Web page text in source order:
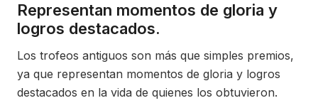
Representan momentos de gloria y
logros destacados.
Los trofeos antiguos son más que simples premios,
ya que representan momentos de gloria y logros
destacados en la vida de quienes los obtuvieron.